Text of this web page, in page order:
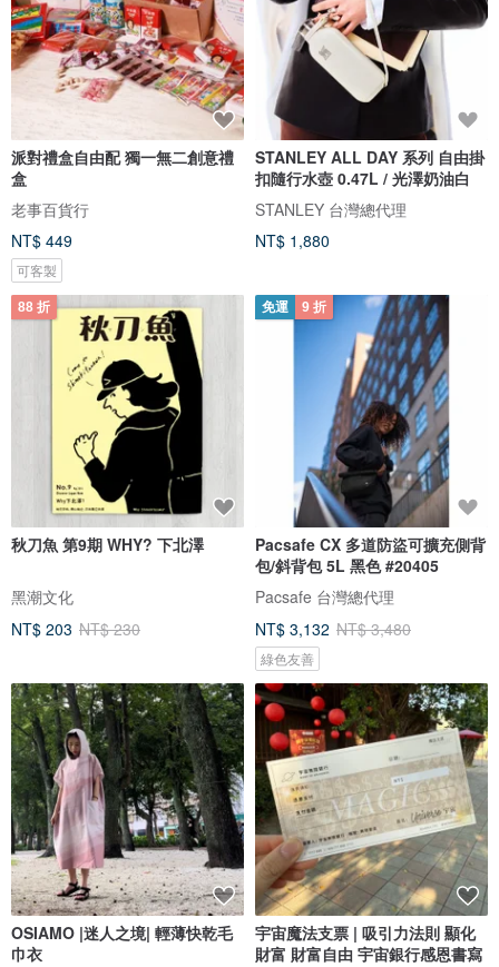
派對禮盒自由配 獨一無二創意禮
盒
老事百貨行
NT$ 449
可客製
STANLEY ALL DAY 系列 自由掛
扣隨行水壺 0.47L / 光澤奶油白
STANLEY 台灣總代理
NT$ 1,880
88 折
秋刀魚 第9期 WHY? 下北澤
黑潮文化
NT$ 203 NT$ 230
免運 9 折
Pacsafe CX 多道防盜可擴充側背
包/斜背包 5L 黑色 #20405
Pacsafe 台灣總代理
NT$ 3,132 NT$ 3,480
綠色友善
OSIAMO |迷人之境| 輕薄快乾毛
巾衣
宇宙魔法支票 | 吸引力法則 顯化
財富 財富自由 宇宙銀行感恩書寫